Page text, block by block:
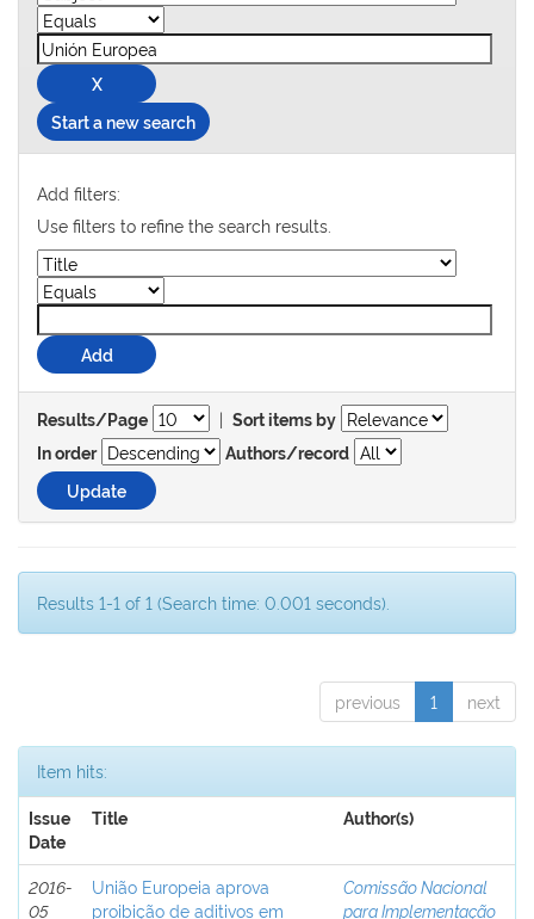
Start a new search
Add filters:
Use filters to refine the search results.
Results/Page | Sort items by
In order
Authors/record
Results 1-1 of 1 (Search time: 0.001 seconds).
previous 1 next
Item hits:
Issue
Date
Title Author(s)
2016-
05
União Europeia aprova
proibição de aditivos em
Comissão Nacional
para Implementação